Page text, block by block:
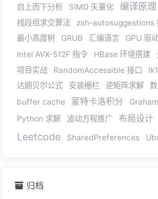
自上而下分析 SIMD 矢量化 编译原理
线段组求交算法 zsh-autosuggestions
最小高度树
GRUB 汇编语言
GPU 驱
Intel AVX-512F 指令
HBase 环境搭建
项目实战 RandomAccessible 接口
达朗贝尔公式
安装栅栏 逆矩阵求解
buffer cache
蒙特卡洛积分
Python 求解
波动方程推广 布局设计
Leetcode SharedPreferences
归档